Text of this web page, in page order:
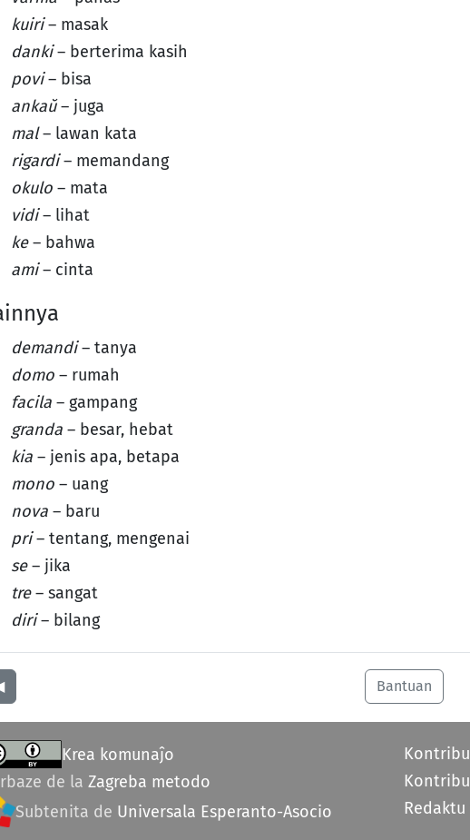
kuiri– masak
danki– berterima kasih
povi– bisa
ankaŭ– juga
mal– lawan kata
rigardi– memandang
okulo – mata
vidi– lihat
ke– bahwa
ami– cinta
demandi– tanya
domo – rumah
facila – gampang
granda – besar, hebat
kia – jenis apa, betapa
mono – uang
nova – baru
pri– tentang, mengenai
se– jika
tre– sangat
diri– bilang
Bantuan
Krea komunaĵo
de la Zagreba metodo
Subtenita de Universala Esperanto-Asocio